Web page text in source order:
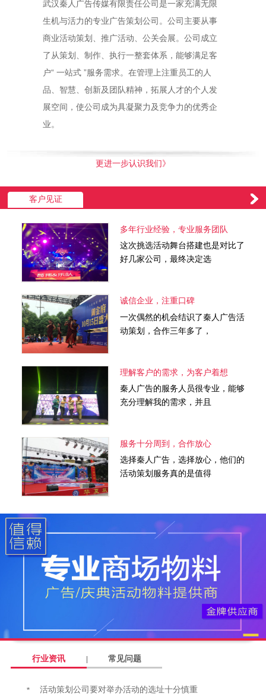
武汉秦人广告传媒有限责任公司是一家充满无限
生机与活力的专业广告策划公司。公司主要从事
商业活动策划、推广活动、公关会展。公司成立
了从策划、制作、执行一整套体系，能够满足客
户“ 一站式 ”服务需求。在管理上注重员工的人
品、智慧、创新及团队精神，拓展人才的个人发
展空间，使公司成为具凝聚力及竞争力的优秀企
业。
更进一步认识我们》
客户见证
多年行业经验，专业服务团队
这次挑选活动舞台搭建也是对比了
好几家公司，最终决定选
诚信企业，注重口碑
一次偶然的机会结识了秦人广告活
动策划，合作三年多了，
理解客户的需求，为客户着想
秦人广告的服务人员很专业，能够
充分理解我的需求，并且
服务十分周到，合作放心
选择秦人广告，选择放心，他们的
活动策划服务真的是值得
行业资讯 常见问题
活动策划公司要对举办活动的选址十分慎重